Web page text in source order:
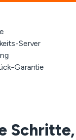
Server
Garantie